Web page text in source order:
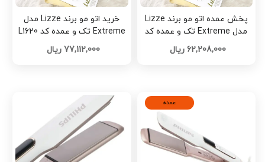
پخش عمده اتو مو برند Lizze
مدل Extreme تک و عمده کد
L1621
62,208,000 ریال
خرید اتو مو برند Lizze مدل
Extreme تک و عمده کد L1620
77,112,000 ریال
عمده